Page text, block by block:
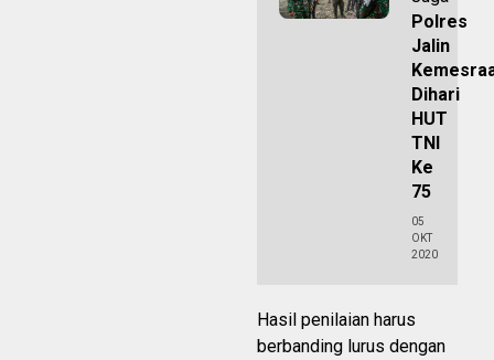
Polres
Jalin
Dihari
HUT
TNI
Ke
75
05
OKT
2020
Hasil penilaian harus
berbanding lurus dengan